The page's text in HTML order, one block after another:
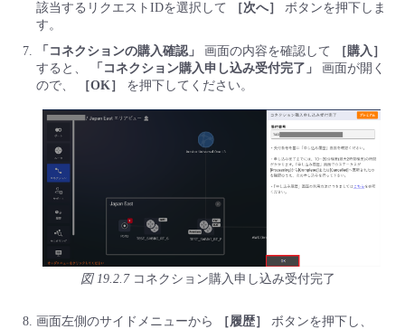
該当するリクエストIDを選択して
［次へ］
ボタンを押下しま
す。
「コネクションの購入確認」
画面の内容を確認して
［購入］
すると、
「コネクション購入申し込み受付完了」
画面が開く
ので、
［OK］ を押下してください。
図 19.2.7 コネクション購入申し込み受付完了
画面左側のサイドメニューから ［履歴］
ボタンを押下し、